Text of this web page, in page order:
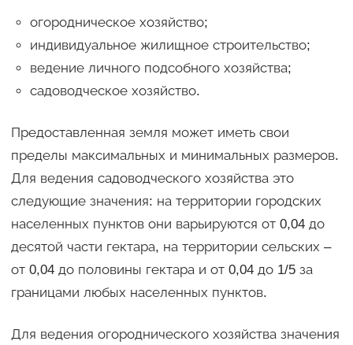
огородническое хозяйство;
индивидуальное жилищное строительство;
ведение личного подсобного хозяйства;
садоводческое хозяйство.
Предоставленная земля может иметь свои
пределы максимальных и минимальных размеров.
Для ведения садоводческого хозяйства это
следующие значения: на территории городских
населенных пунктов они варьируются от 0,04 до
десятой части гектара, на территории сельских –
от 0,04 до половины гектара и от 0,04 до 1/5 за
границами любых населенных пунктов.
Для ведения огороднического хозяйства значения